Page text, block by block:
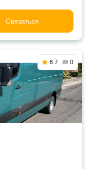
Связаться
6.7 0